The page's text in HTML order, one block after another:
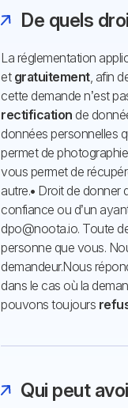
De quels
La réglementation
et gratuitement, afin
cette demande n’est
rectification de
données personnelles
permet de
vous permet de
autre.• Droit de donner
confiance ou d’un
dpo@noota.io. Toute
personne que vous.
demandeur.Nous
dans le cas où la
pouvons toujours
Qui peut